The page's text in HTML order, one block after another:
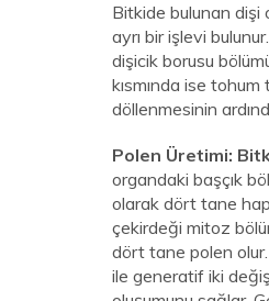
Bitkide bulunan dişi
ayrı bir işlevi
dişicik borusu
kısmında ise
döllenmesinin
Polen Üretimi:
organdaki başçık
olarak dört tane
çekirdeği mitoz
dört tane polen
ile generatif iki